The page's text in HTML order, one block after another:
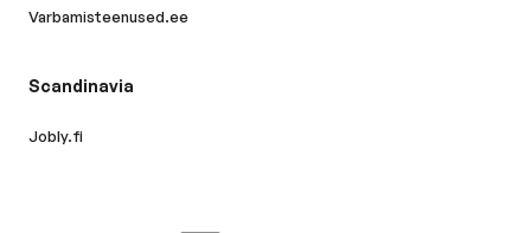
Varbamisteenused.ee
Scandinavia
Jobly.fi